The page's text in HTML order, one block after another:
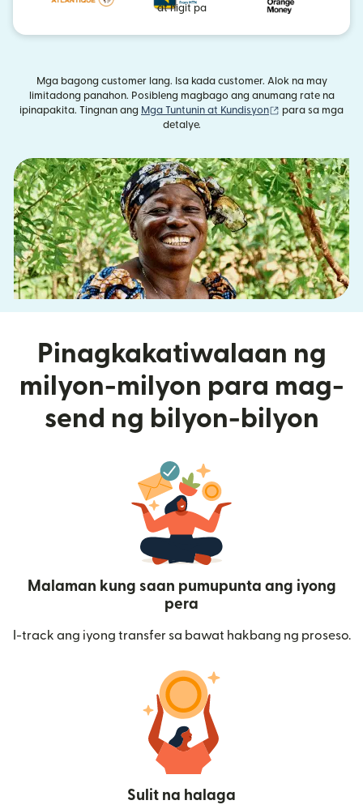
at higit pa
Mga bagong customer lang. Isa kada customer. Alok na may
limitadong panahon. Posibleng magbago ang anumang rate na
ipinapakita. Tingnan ang Mga Tuntunin at Kundisyon (bubukas sa
para sa mga
detalye.
Pinagkakatiwalaan ng
milyon-milyon para mag-
send ng bilyon-bilyon
Malaman kung saan pumupunta ang iyong
pera
I-track ang iyong transfer sa bawat hakbang ng proseso.
Sulit na halaga